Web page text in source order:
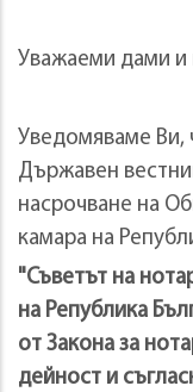
Уважаеми дами и
Уведомяваме Ви,
Държавен
насрочване на
камара на
"Съветът на
на Република
от Закона за
дейност и